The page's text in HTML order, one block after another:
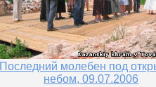
Последний молебен под
небом, 09.07.2006